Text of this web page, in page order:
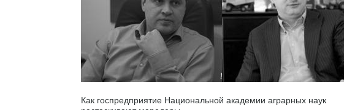
Как госпредприятие Национальной академии аграрных наук